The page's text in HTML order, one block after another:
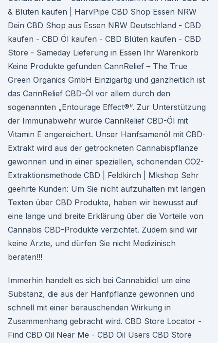
& Blüten kaufen | HarvPipe CBD Shop Essen NRW
Dein CBD Shop aus Essen NRW Deutschland - CBD
kaufen - CBD Öl kaufen - CBD Blüten kaufen - CBD
Store - Sameday Lieferung in Essen Ihr Warenkorb
Keine Produkte gefunden CannRelief – The True
Green Organics GmbH Einzigartig und ganzheitlich ist
das CannRelief CBD-Öl vor allem durch den
sogenannten „Entourage Effect®“. Zur Unterstützung
der Immunabwehr wurde CannRelief CBD-Öl mit
Vitamin E angereichert. Unser Hanfsamenöl mit CBD-
Extrakt wird aus der getrockneten Cannabispflanze
gewonnen und in einer speziellen, schonenden CO2-
Extraktionsmethode CBD | Feldkirch | Mkshop Sehr
geehrte Kunden: Um Sie nicht aufzuhalten mit langen
Texten über CBD Produkte, haben wir bewusst auf
eine lange und breite Erklärung über die Vorteile von
Cannabis CBD-Produkte verzichtet. Zudem sind wir
keine Ärzte, und dürfen Sie nicht Medizinisch
beraten!!!
Immerhin handelt es sich bei Cannabidiol um eine
Substanz, die aus der Hanfpflanze gewonnen und
schnell mit einer berauschenden Wirkung in
Zusammenhang gebracht wird. CBD Store Locator -
Find CBD Oil Near Me - CBD Oil Users CBD Store